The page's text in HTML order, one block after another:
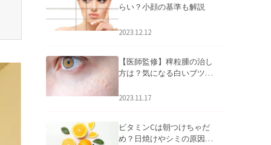
らい？小顔の基準も解説
2023.12.12
【医師監修】稗粒腫の治し
方は？気になる白いブツブ
アについて
2023.11.17
ビタミンCは朝つけちゃだ
め？日焼けやシミの原因に